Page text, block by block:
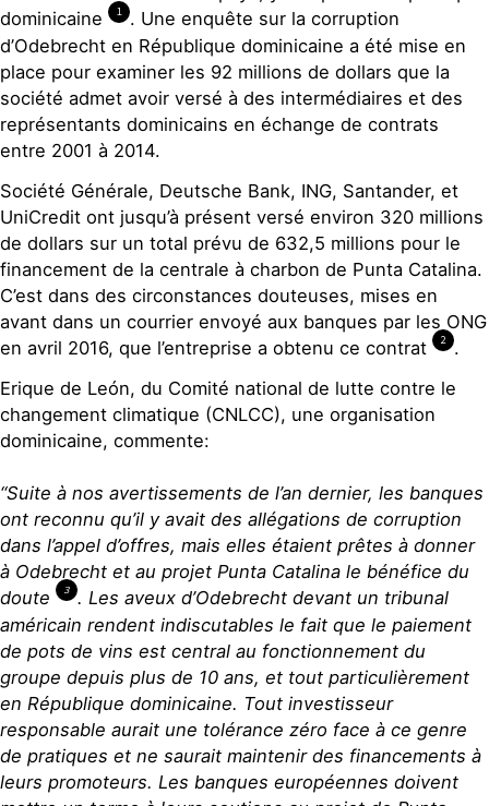
dominicaine
1
. Une enquête sur la corruption
d’Odebrecht en République dominicaine a été mise en
place pour examiner les 92 millions de dollars que la
société admet avoir versé à des intermédiaires et des
représentants dominicains en échange de contrats
entre 2001 à 2014.
Société Générale, Deutsche Bank, ING, Santander, et
UniCredit ont jusqu’à présent versé environ 320 millions
de dollars sur un total prévu de 632,5 millions pour le
financement de la centrale à charbon de Punta Catalina.
C’est dans des circonstances douteuses, mises en
avant dans un courrier envoyé aux banques par les ONG
en avril 2016, que l’entreprise a obtenu ce contrat
2
.
Erique de León, du Comité national de lutte contre le
changement climatique (CNLCC), une organisation
dominicaine, commente:
“Suite à nos avertissements de l’an dernier, les banques
ont reconnu qu’il y avait des allégations de corruption
dans l’appel d’offres, mais elles étaient prêtes à donner
à Odebrecht et au projet Punta Catalina le bénéfice du
doute
3 . Les aveux d’Odebrecht devant un tribunal
américain rendent indiscutables le fait que le paiement
de pots de vins est central au fonctionnement du
groupe depuis plus de 10 ans, et tout particulièrement
en République dominicaine. Tout investisseur
responsable aurait une tolérance zéro face à ce genre
de pratiques et ne saurait maintenir des financements à
leurs promoteurs. Les banques européennes doivent